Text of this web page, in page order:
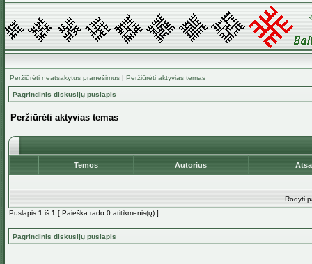
Peržiūrėti neatsakytus pranešimus | Peržiūrėti aktyvias temas
Pagrindinis diskusijų puslapis
Peržiūrėti aktyvias temas
Temos Autorius
Rodyti
Puslapis 1 iš 1 [ Paieška rado 0 atitikmenis(ų) ]
Pagrindinis diskusijų puslapis